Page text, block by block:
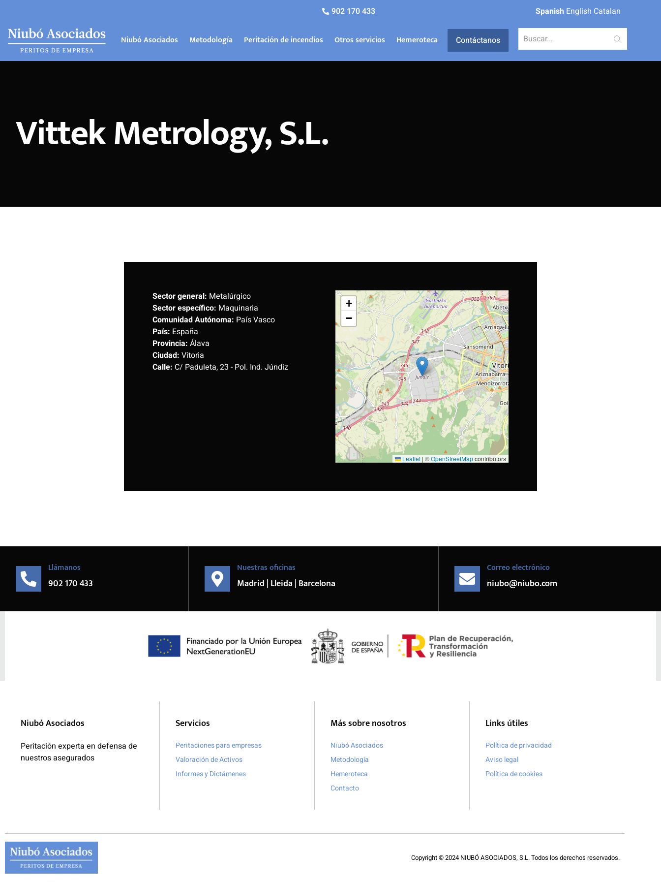
902 170 433 Spanish English Catalan
Niubó Asociados Metodología Peritación de incendios Otros servicios Hemeroteca Contáctanos
Vittek Metrology, S.L.
Sector general: Metalúrgico
Sector específico: Maquinaria
Comunidad Autónoma: País Vasco
País: España
Provincia: Álava
Ciudad: Vitoria
Calle: C/ Paduleta, 23 - Pol. Ind. Júndiz
+
−
Leaflet | ©OpenStreetMapcontributors
Llámanos
902 170 433
Nuestras oficinas
Madrid | Lleida | Barcelona
Correo electrónico
niubo@niubo.com
Niubó Asociados
Peritación experta en defensa de
nuestros asegurados
Servicios
Peritaciones para empresas
Valoración de Activos
Informes y Dictámenes
Más sobre nosotros
Niubó Asociados
Metodología
Hemeroteca
Contacto
Links útiles
Política de privacidad
Aviso legal
Política de cookies
Copyright © 2024 NIUBÓ ASOCIADOS, S.L. Todos los derechos reservados.